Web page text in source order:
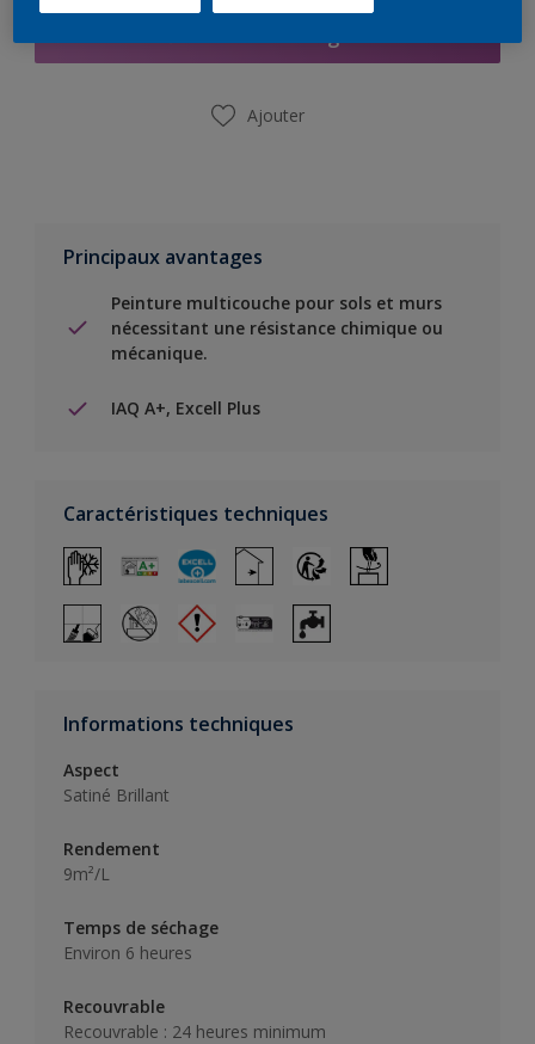
Ajouter
Principaux avantages
Peinture multicouche pour sols et murs
nécessitant une résistance chimique ou
mécanique.
IAQ A+, Excell Plus
Caractéristiques techniques
Informations techniques
Aspect
Satiné Brillant
Rendement
9m²/L
Temps de séchage
Environ 6 heures
Recouvrable
Recouvrable : 24 heures minimum